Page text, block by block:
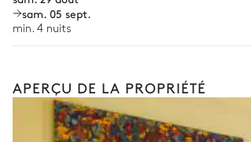
Grille pain
Table
6 places
sam. 05 sept.
min. 4 nuits
APERÇU DE LA PROPRIÉTÉ